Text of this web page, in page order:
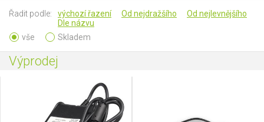
Řadit podle: výchozí řazení Od nejdražšího
Od nejlevnějšího
Dle názvu
vše
Skladem
Výprodej